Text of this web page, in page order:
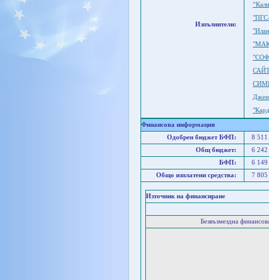
Изпълнители:
Финансова информация
Одобрен бюджет БФП:
8 511
Общ бюджет:
6 242
БФП:
6 149
Общо изплатени средства:
7 805
Източник на финансиране
Безвъзмездна